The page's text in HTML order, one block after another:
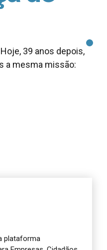
39 anos depois,
a mesma missão:
plataforma